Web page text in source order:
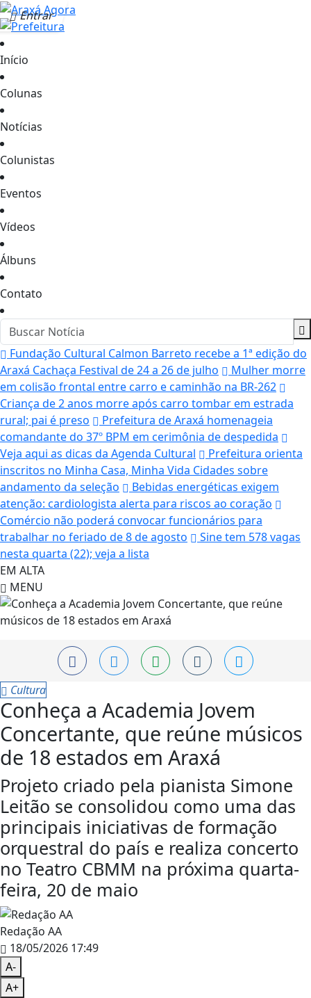
Entrar
Início
Colunas
Notícias
Colunistas
Eventos
Vídeos
Álbuns
Contato
Fundação Cultural Calmon Barreto recebe a 1ª edição do
Araxá Cachaça Festival de 24 a 26 de julho
Mulher morre
em colisão frontal entre carro e caminhão na BR-262
Criança de 2 anos morre após carro tombar em estrada
rural; pai é preso
Prefeitura de Araxá homenageia
comandante do 37º BPM em cerimônia de despedida
Veja aqui as dicas da Agenda Cultural
Prefeitura orienta
inscritos no Minha Casa, Minha Vida Cidades sobre
andamento da seleção
Bebidas energéticas exigem
atenção: cardiologista alerta para riscos ao coração
Comércio não poderá convocar funcionários para
trabalhar no feriado de 8 de agosto
Sine tem 578 vagas
nesta quarta (22); veja a lista
EM ALTA
MENU
Cultura
Conheça a Academia Jovem
Concertante, que reúne músicos
de 18 estados em Araxá
Projeto criado pela pianista Simone
Leitão se consolidou como uma das
principais iniciativas de formação
orquestral do país e realiza concerto
no Teatro CBMM na próxima quarta-
feira, 20 de maio
Redação AA
18/05/2026 17:49
A-
A+